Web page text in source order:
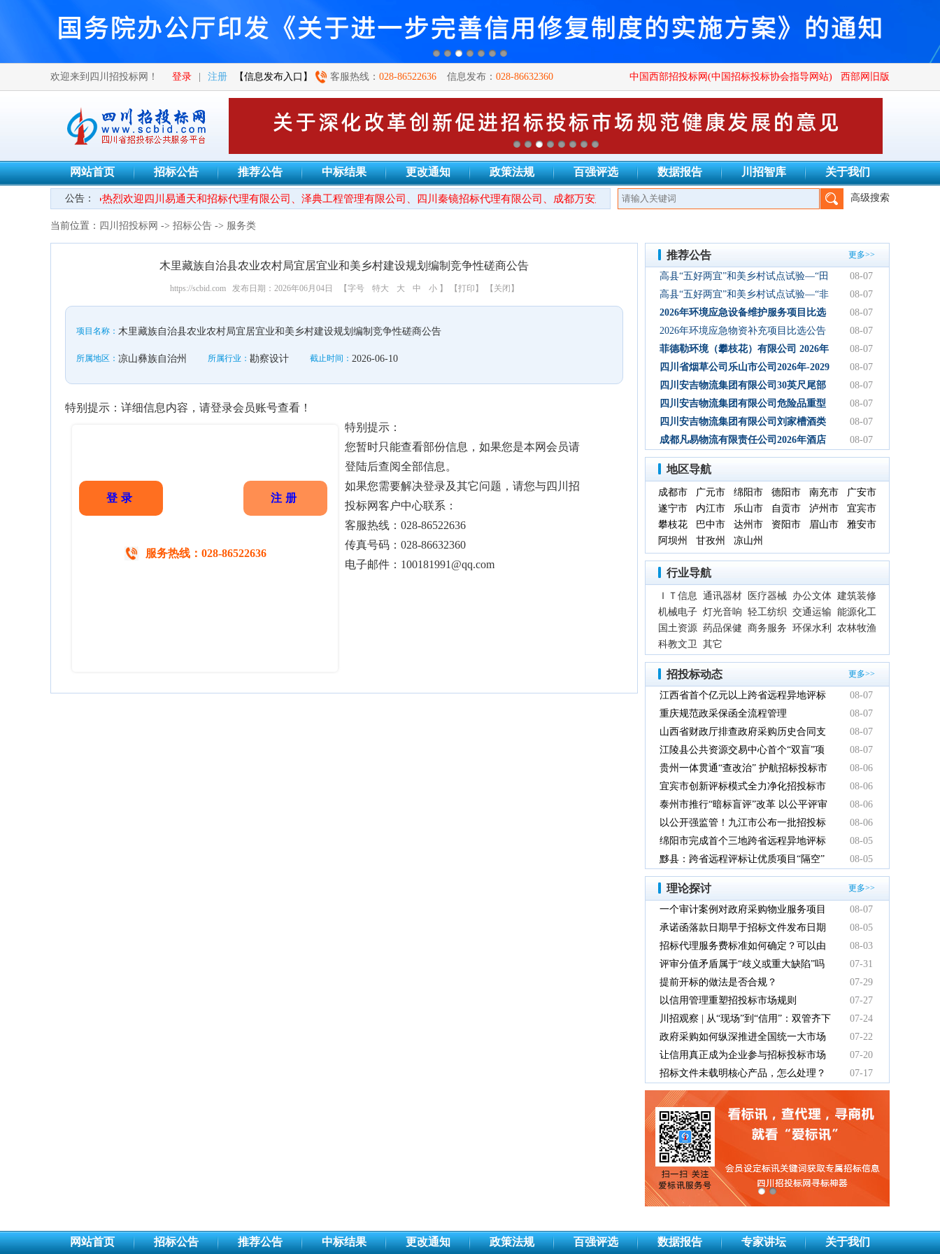
欢迎来到四川招投标网！ 登录 注册 【信息发布入口】 客服热线： 028-86522636 信息发布： 028-86632360 中国西部招投标网(中国招标投标协会指导网站) 西部网旧版
网站首页 招标公告 推荐公告 中标结果 更改通知 政策法规 百强评选 数据报告 川招智库 关于我们
公告：●热烈欢迎四川易通天和招标代理有限公司、泽典工程管理有限公司、四川秦镜招标代理有限公司、成都万安建设项目管理有限公司、四川广群工程项目管理有限公司、四川锦鑫川荣
高级搜索
当前位置： 四川招投标网 -> 招标公告 -> 服务类
木里藏族自治县农业农村局宜居宜业和美乡村建设规划编制竞争性磋商公告
https://scbid.com 发布日期：2026年06月04日 【字号 特大 大 中 小】 【打印】 【关闭】
项目名称： 木里藏族自治县农业农村局宜居宜业和美乡村建设规划编制竞争性磋商公告
所属地区： 凉山彝族自治州 所属行业： 勘察设计 截止时间： 2026-06-10
特别提示：详细信息内容，请登录会员账号查看！
登录 注册
服务热线：028-86522636
特别提示：
您暂时只能查看部份信息，如果您是本网会员请
登陆后查阅全部信息。
如果您需要解决登录及其它问题，请您与四川招
投标网客户中心联系：
客服热线：028-86522636
传真号码：028-86632360
电子邮件：100181991@qq.com
推荐公告 更多>>
高县“五好两宜”和美乡村试点试验—“田
园逸趣•农耕研学”农文旅融合新场景项
目初步设计服务结果公告
08-07
高县“五好两宜”和美乡村试点试验—“非
遗传承·研学体验”文化产业园建设项目
初步设计服务结果公告
08-07
2026年环境应急设备维护服务项目比选
公告
08-07
2026年环境应急物资补充项目比选公告
08-07
菲德勒环境（攀枝花）有限公司 2026年
第三季度第二次碳酸钠 招标公告（第二
次）
08-07
四川省烟草公司乐山市公司2026年-2029
年乐山物流中心卷烟装卸分拣服务中标
候选人公示
08-07
四川安吉物流集团有限公司30英尺尾部
自卸式集装箱采购项目成交候选人公示
08-07
四川安吉物流集团有限公司危险品重型
罐式半挂车项目成交候选人公示
08-07
四川安吉物流集团有限公司刘家槽酒类
绿色智慧物流园职业病危害预评价服务
（二次）成交候选人公示
08-07
成都凡易物流有限责任公司2026年酒店
空调采购及安装项目（第三次）评审结
果公示
08-07
地区导航
成都市 广元市 绵阳市 德阳市 南充市
广安市
遂宁市
内江市 乐山市 自贡市 泸州市
宜宾市
攀枝花
巴中市 达州市 资阳市 眉山市
雅安市
阿坝州
甘孜州 凉山州
行业导航
ＩＴ信息 通讯器材 医疗器械 办公文体 建筑装修
机械电子 灯光音响 轻工纺织 交通运输 能源化工
国土资源 药品保健 商务服务 环保水利
农林牧渔
科教文卫 其它
招投标动态 更多>>
江西省首个亿元以上跨省远程异地评标
项目在鹰潭市完成
08-07
重庆规范政采保函全流程管理
08-07
山西省财政厅排查政府采购历史合同支
付情况
08-07
江陵县公共资源交易中心首个“双盲”项
目顺利完成
08-07
贵州一体贯通“查改治” 护航招标投标市
场规范健康发展
08-06
宜宾市创新评标模式全力净化招投标市
场环境
08-06
泰州市推行“暗标盲评”改革 以公平评审
推动政府采购提质增效
08-06
以公开强监管！九江市公布一批招投标
领域系统整治典型案例
08-06
绵阳市完成首个三地跨省远程异地评标
项目
08-05
黟县：跨省远程评标让优质项目“隔空”
落地
08-05
理论探讨 更多>>
一个审计案例对政府采购物业服务项目
的警示
08-07
承诺函落款日期早于招标文件发布日期
有效吗
08-05
招标代理服务费标准如何确定？可以由
中标人支付吗？
08-03
评审分值矛盾属于“歧义或重大缺陷”吗
07-31
提前开标的做法是否合规？
07-29
以信用管理重塑招投标市场规则
07-27
川招观察 | 从“现场”到“信用”：双管齐下
重塑招投标新秩序
07-24
政府采购如何纵深推进全国统一大市场
建设
07-22
让信用真正成为企业参与招标投标市场
竞争的“通行证”
07-20
招标文件未载明核心产品，怎么处理？
07-17
网站首页 招标公告 推荐公告 中标结果 更改通知 政策法规 百强评选 数据报告 专家讲坛 关于我们